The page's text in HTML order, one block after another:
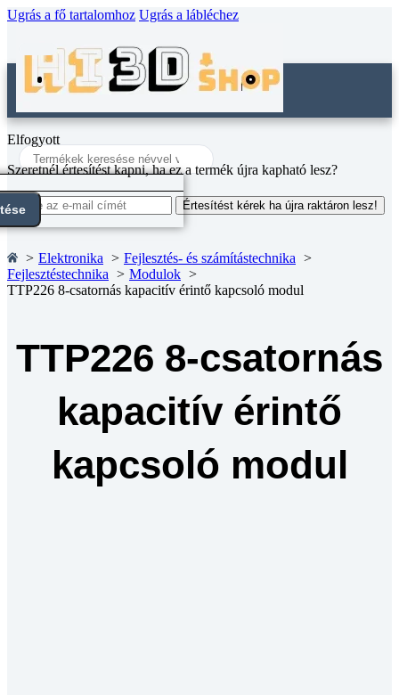
Ugrás a fő tartalomhoz Ugrás a lábléchez
Search
...
Elfogyott
Szeretnél értesítést kapni, ha ez a termék újra kapható lesz?
Értesítést kérek ha újra raktáron lesz!
Elektronika
Fejlesztés- és számítástechnika
Fejlesztéstechnika
Modulok
TTP226 8-csatornás kapacitív érintő kapcsoló modul
TTP226 8-csatornás
kapacitív érintő
kapcsoló modul